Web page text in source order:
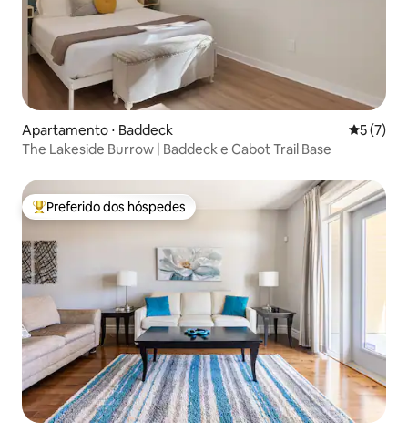
Apartamento ⋅ Baddeck 5 de
5 (7)
The Lakeside Burrow | Baddeck e Cabot Trail Base
Entre os melhores preferidos dos hóspedes
Preferido dos hóspedes